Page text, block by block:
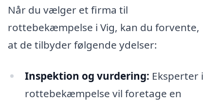
Når du vælger et firma til
rottebekæmpelse i Vig, kan du forvente,
at de tilbyder følgende ydelser:
Inspektion og vurdering: Eksperter i
rottebekæmpelse vil foretage en